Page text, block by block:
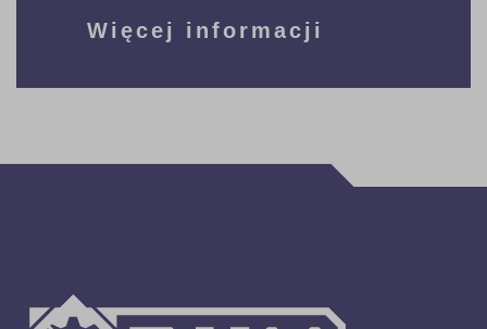
Więcej informacji